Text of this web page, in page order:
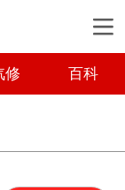
修 百科